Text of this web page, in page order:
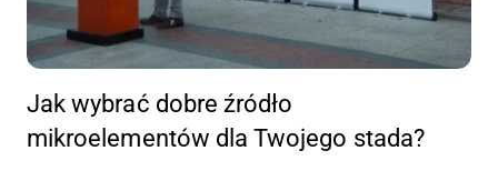
Jak wybrać dobre źródło
mikroelementów dla Twojego stada?